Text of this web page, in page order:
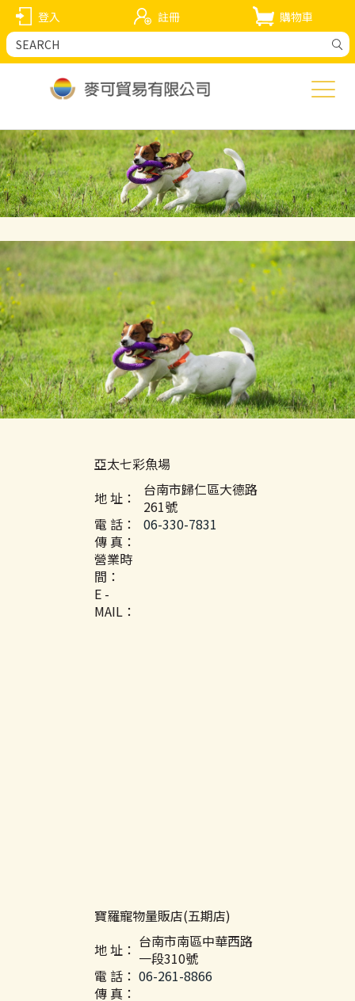
登入 註冊 購物車
亞太七彩魚場
地 址：
台南市歸仁區大德路
261號
電 話：
06-330-7831
傳 真：
營業時
間：
E -
MAIL：
寶羅寵物量販店(五期店)
地 址： 台南市南區中華西路
一段310號
電 話： 06-261-8866
傳 真：